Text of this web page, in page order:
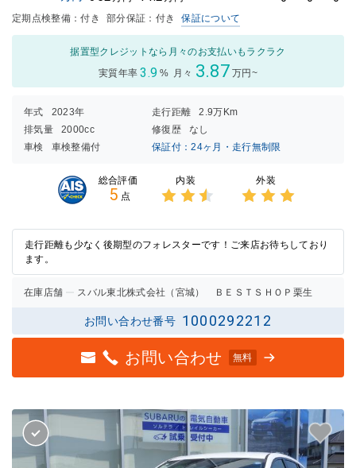
定期点検整備：付き 部分保証：付き 保証について
据置型クレジットなら月々のお支払いもラクラク
実質年率 3.9 % 月々 3.87 万円~
年式 2023年 走行距離
2.9万Km
排気量
2000cc 修復歴
なし
車検
車検整備付 保証付：24ヶ月・走行無制限
総合評価
5 点
内装
2.5点
の評価
外装
3点の
評価
走行距離も少なく後期型のフォレスターです！ご来店お待ちしており
ます。
在庫店舗 スバル東北株式会社（宮城） ＢＥＳＴＳＨＯＰ栗生
お問い合わせ番号 1000292212
お問い合わせ 無料